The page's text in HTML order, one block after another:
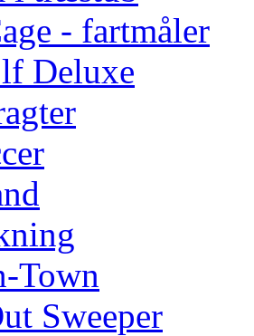
- fartmåler
Deluxe
Town
Sweeper